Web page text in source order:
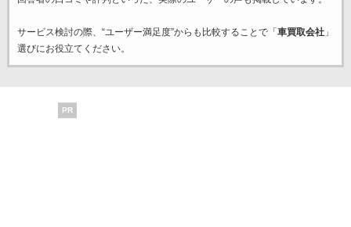
サービス検討の際、“ユーザー満足度”からも比較することで「 車買取会社」
選びにお役立てください。
PR